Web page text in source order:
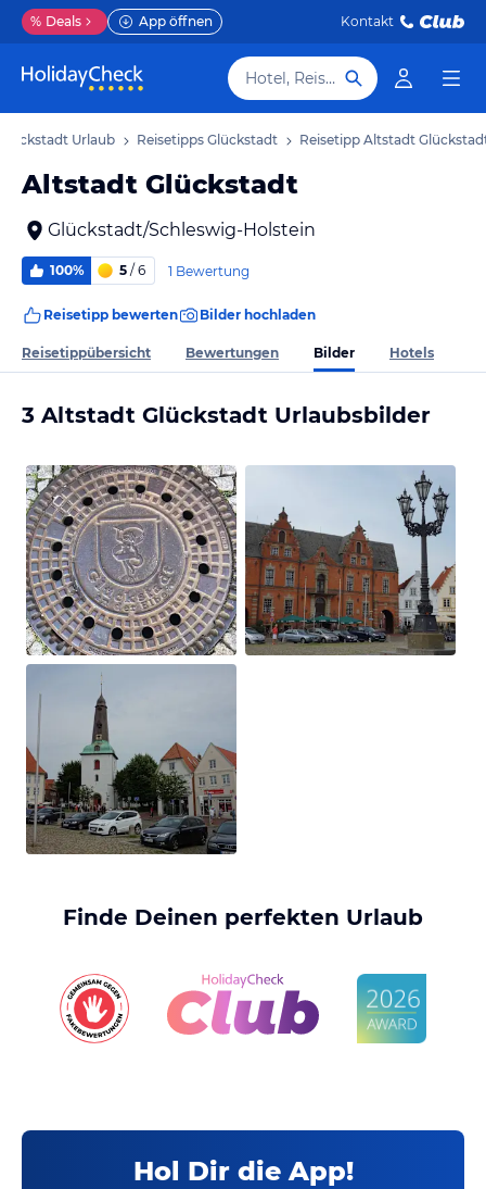
% Deals App öffnen Kontakt
Hotel, Reiseziel
Urlaub Reisetipps Glückstadt Reisetipp Altstadt
Altstadt Glückstadt
Glückstadt/Schleswig-Holstein
100% 5 / 6 1 Bewertung
Reisetipp bewerten Bilder hochladen
Reisetippübersicht Bewertungen Bilder Hotels
3 Altstadt Glückstadt Urlaubsbilder
Finde Deinen perfekten Urlaub
Hol Dir die App!